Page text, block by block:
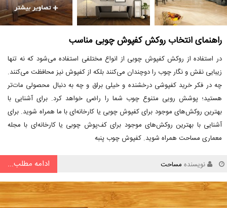
راهنمای انتخاب روکش کفپوش چوبی مناسب
در استفاده از روکش کفپوش چوبی از انواع مختلفی استفاده می‌شود که نه تنها
زیبایی نقش و نگار چوب را دوچندان می‌کنند بلکه از کفپوش نیز محافظت می‌کنند.
چه در فکر خرید کفپوشی درخشنده و خیلی براق و چه به دنبال محصولی مات‌تر
هستید؛ پوشش رویی متنوع چوب شما را راضی خواهد کرد. برای آشنایی با
بهترین روکش‌های موجود برای کفپوش چوبی یا کارخانه‌ای با ما همراه شوید. برای
آشنایی با بهترین روکش‌های موجود برای کف‌پوش چوبی یا کارخانه‌ای با مجله
معماری مساحت همراه شوید. کفپوش چوب پنبه
نویسنده مساحت ادامه مطلب...